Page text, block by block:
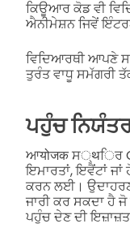
ਕਿਊਆਰ ਕੋਡ ਵੀ
ਐਨੀਮੇਸ਼ਨ ਜਿਵੇਂ
ਵਿਦਿਆਰਥੀ ਆਪਣੇ
ਤੁਰੰਤ ਵਾਧੂ ਸਮੱਗਰੀ
ਪਹੁੰਚ
ਆयोजक ਸ्थਿਰ
ਇਮਾਰਤਾਂ, ਇਵੈਂਟਾਂ ਜਾਂ
ਕਰਨ ਲਈ।
ਜਾਰੀ ਕਰ ਸਕਦਾ ਹੈ
ਪਹੁੰਚ ਦੇਣ ਦੀ ਇਜ਼ਾਜ਼ਤ